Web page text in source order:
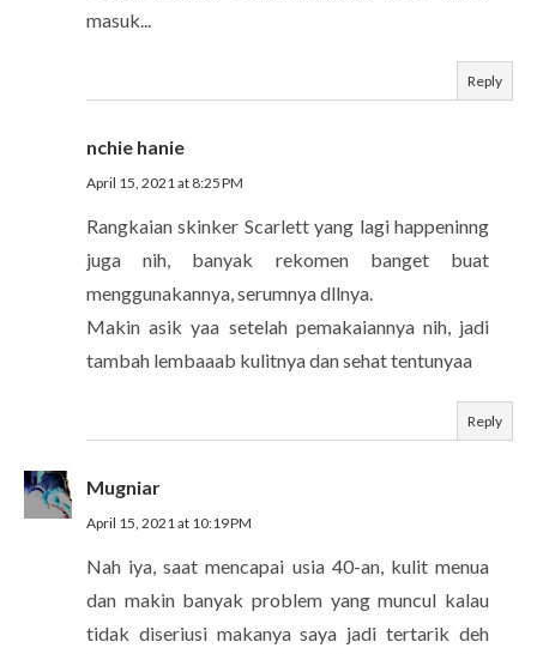
masuk...
Reply
nchie hanie
April 15, 2021 at 8:25 PM
Rangkaian skinker Scarlett yang lagi happeninng
juga nih, banyak rekomen banget buat
menggunakannya, serumnya dllnya.
Makin asik yaa setelah pemakaiannya nih, jadi
tambah lembaaab kulitnya dan sehat tentunyaa
Reply
Mugniar
April 15, 2021 at 10:19 PM
Nah iya, saat mencapai usia 40-an, kulit menua
dan makin banyak problem yang muncul kalau
tidak diseriusi makanya saya jadi tertarik deh